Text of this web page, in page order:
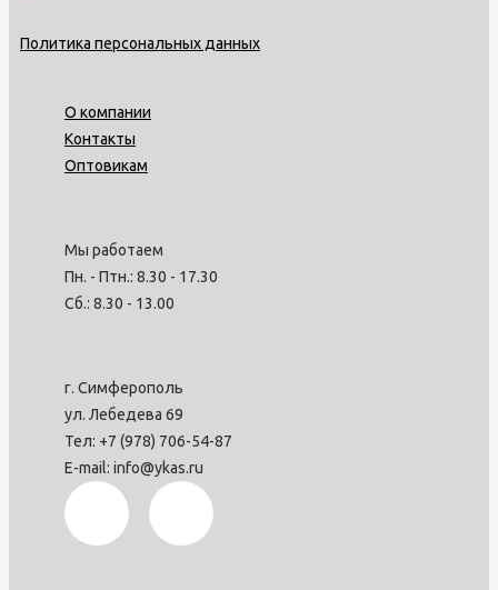
Политика персональных данных
О компании
Контакты
Оптовикам
Мы работаем
Пн. - Птн.: 8.30 - 17.30
Сб.: 8.30 - 13.00
г. Симферополь
ул. Лебедева 69
Тел: +7 (978) 706-54-87
E-mail: info@ykas.ru